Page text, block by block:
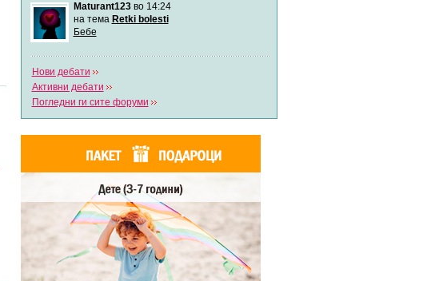
Maturant123во 14:24
на тема Retki bolesti
Бебе
Нови дебати
Активни дебати
Погледни ги сите форуми